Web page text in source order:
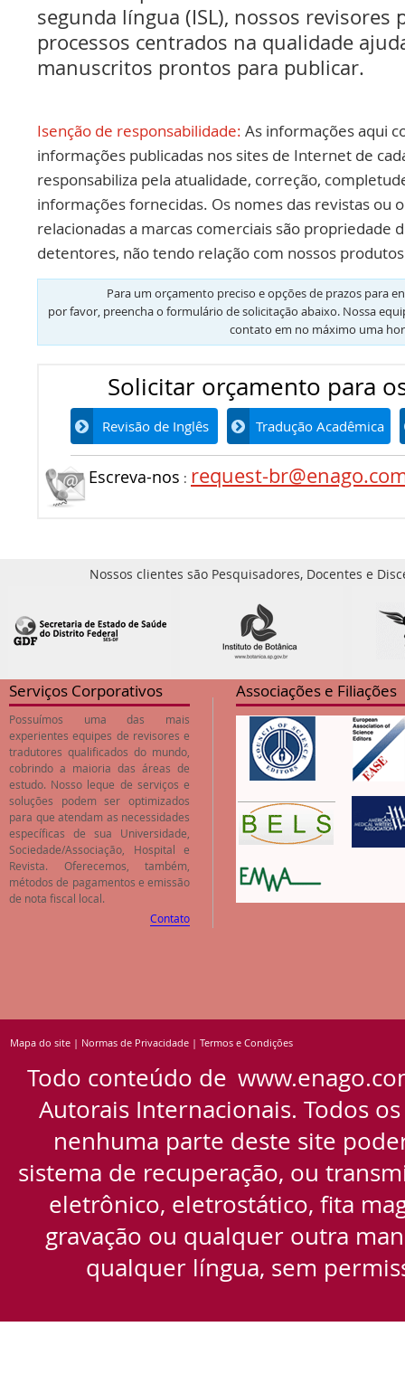
segunda língua (ISL), nossos revisores
processos centrados na qualidade
manuscritos prontos para publicar.
Isenção de responsabilidade: As informações aqui
informações publicadas nos sites de Internet de
responsabiliza pela atualidade, correção,
informações fornecidas. Os nomes das revistas ou
relacionadas a marcas comerciais são propriedade
detentores, não tendo relação com nossos
Para um orçamento preciso e opções de prazos para
por favor, preencha o formulário de solicitação abaixo. Nossa
contato em no máximo uma
Solicitar orçamento para
Revisão de Inglês Tradução Acadêmica
Escreva-nos : request-
Nossos clientes são Pesquisadores, Docentes e
Serviços Corporativos
Possuímos uma das mais
experientes equipes de revisores e
tradutores qualificados do mundo,
cobrindo a maioria das áreas de
estudo. Nosso leque de serviços e
soluções podem ser optimizados
para que atendam as necessidades
específicas de sua Universidade,
Sociedade/Associação, Hospital e
Revista. Oferecemos, também,
métodos de pagamentos e emissão
de nota fiscal local.
Contato
Associações e Filiações
Mapa do site | Normas de Privacidade | Termos e Condições
Todo conteúdo de
Autorais Internacionais. Todos
nenhuma parte deste site
sistema de recuperação, ou
eletrônico, eletrostático, fita
gravação ou qualquer outra
qualquer língua, sem